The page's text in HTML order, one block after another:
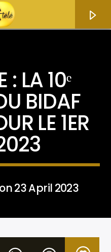
: LA 10ᵉ
BIDAF
LE 1ER
23 April 2023